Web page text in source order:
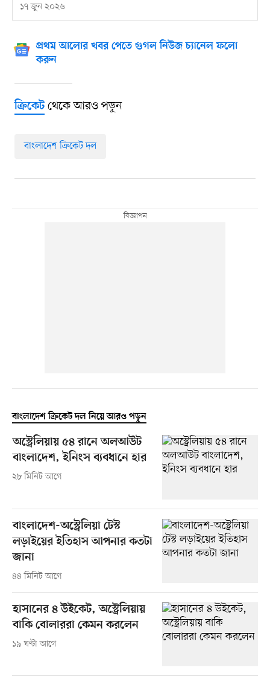
১৭ জুন ২০২৬
প্রথম আলোর খবর পেতে গুগল নিউজ চ্যানেল ফলো
করুন
ক্রিকেটথেকে আরও পড়ুন
বাংলাদেশ ক্রিকেট দল
বাংলাদেশ ক্রিকেট দল নিয়ে আরও পড়ুন
অস্ট্রেলিয়ায় ৫৪ রানে অলআউট
বাংলাদেশ, ইনিংস ব্যবধানে হার
২৮ মিনিট আগে
বাংলাদেশ-অস্ট্রেলিয়া টেস্ট
লড়াইয়ের ইতিহাস আপনার কতটা
জানা
৪৪ মিনিট আগে
হাসানের ৪ উইকেট, অস্ট্রেলিয়ায়
বাকি বোলাররা কেমন করলেন
১৯ ঘণ্টা আগে